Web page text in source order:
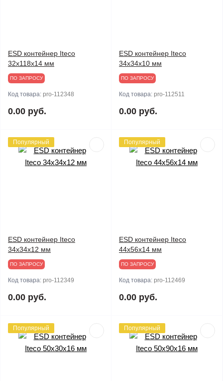
ESD контейнер Iteco
32x118x14 мм
ПО ЗАПРОСУ
Код товара: pro-112348
0.00 руб.
ESD контейнер Iteco
34x34x10 мм
ПО ЗАПРОСУ
Код товара: pro-112511
0.00 руб.
Популярный
ESD контейнер Iteco
34x34x12 мм
ПО ЗАПРОСУ
Код товара: pro-112349
0.00 руб.
Популярный
ESD контейнер Iteco
44x56x14 мм
ПО ЗАПРОСУ
Код товара: pro-112469
0.00 руб.
Популярный Популярный